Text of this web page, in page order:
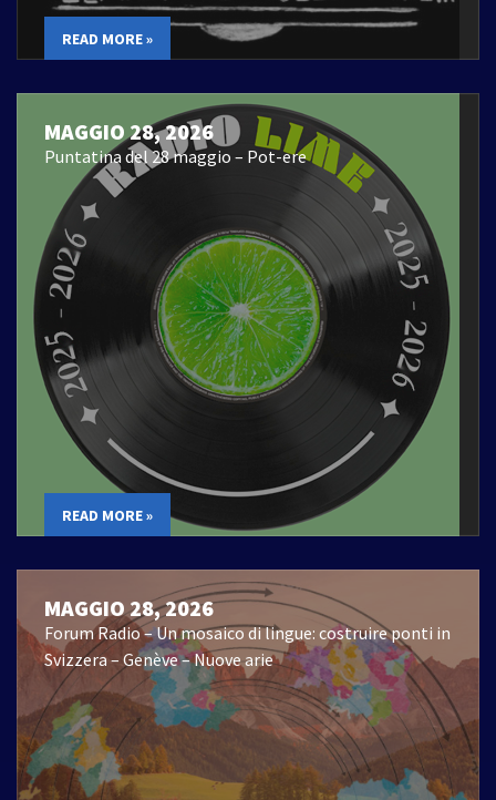
READ MORE »
MAGGIO 28, 2026
Puntatina del 28 maggio – Pot-ere
READ MORE »
MAGGIO 28, 2026
Forum Radio – Un mosaico di lingue: costruire ponti in
Svizzera – Genève – Nuove arie